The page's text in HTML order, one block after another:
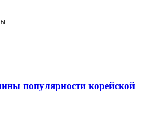
популярности корейской